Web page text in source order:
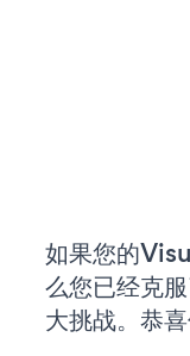
如果您的
么您已经克
大挑战。恭喜